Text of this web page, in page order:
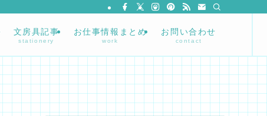
文房具記事
stationery
お仕事情報まとめ
work
お問い合わせ
contact